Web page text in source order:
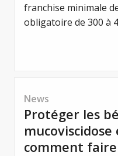
franchise minimale
obligatoire de 300 à
assuré-e-s et à
conséquence
supplémentaire.
Suisse (MVS)
News
Protéger les
comment faire